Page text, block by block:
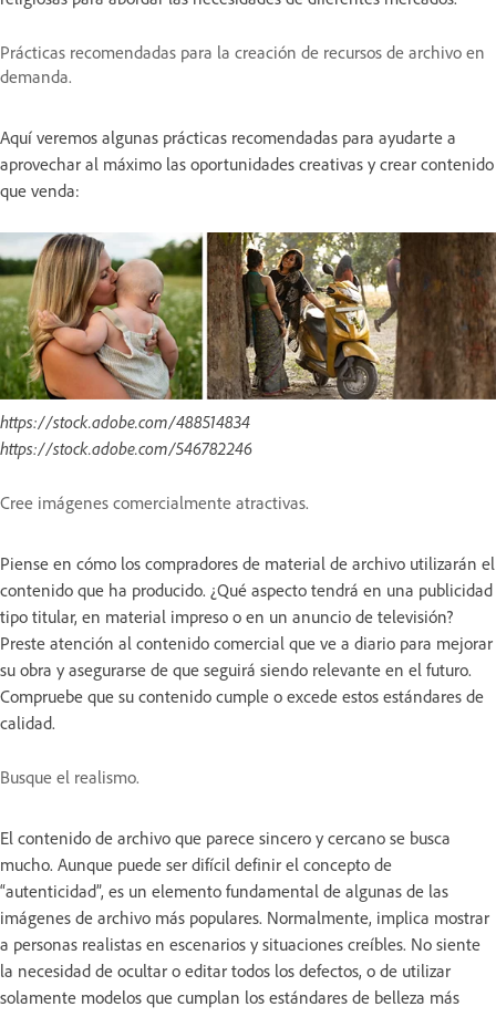
Prácticas recomendadas para la creación de recursos de archivo en
demanda.
Aquí veremos algunas prácticas recomendadas para ayudarte a
aprovechar al máximo las oportunidades creativas y crear contenido
que venda:
https://stock.adobe.com/488514834
https://stock.adobe.com/546782246
Cree imágenes comercialmente atractivas.
Piense en cómo los compradores de material de archivo utilizarán el
contenido que ha producido. ¿Qué aspecto tendrá en una publicidad
tipo titular, en material impreso o en un anuncio de televisión?
Preste atención al contenido comercial que ve a diario para mejorar
su obra y asegurarse de que seguirá siendo relevante en el futuro.
Compruebe que su contenido cumple o excede estos estándares de
calidad.
Busque el realismo.
El contenido de archivo que parece sincero y cercano se busca
mucho. Aunque puede ser difícil definir el concepto de
“autenticidad”, es un elemento fundamental de algunas de las
imágenes de archivo más populares. Normalmente, implica mostrar
a personas realistas en escenarios y situaciones creíbles. No siente
la necesidad de ocultar o editar todos los defectos, o de utilizar
solamente modelos que cumplan los estándares de belleza más